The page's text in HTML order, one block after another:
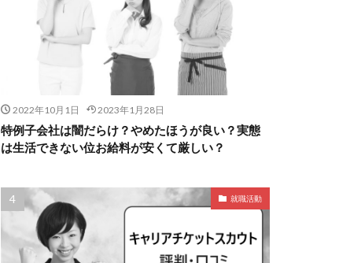
2022年10月1日 2023年1月28日
特例子会社は闇だらけ？やめたほうが良い？実態
は生活できない位お給料が安くて厳しい？
就職活動